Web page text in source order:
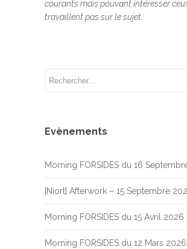
courants mais pouvant intéresser
travaillent pas sur le sujet.
Evènements
Morning FORSIDES du 16
[Niort] Afterwork – 15 Septembre
Morning FORSIDES du 15 Avril 2026
Morning FORSIDES du 12 Mars 2026